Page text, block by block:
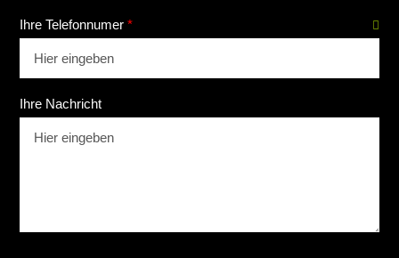
Ihre Telefonnumer*
Ihre Nachricht